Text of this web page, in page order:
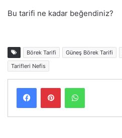
Bu tarifi ne kadar beğendiniz?
Börek Tarifi Güneş Börek Tarifi
Tarifleri Nefis
FacebookPinterestWhatsApp